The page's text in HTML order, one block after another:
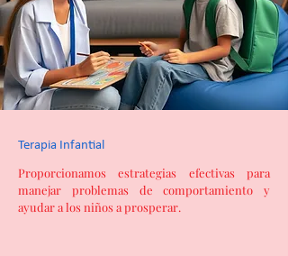
Terapia Infantial
Proporcionamos estrategias efectivas para
manejar problemas de comportamiento y
ayudar a los niños a prosperar.